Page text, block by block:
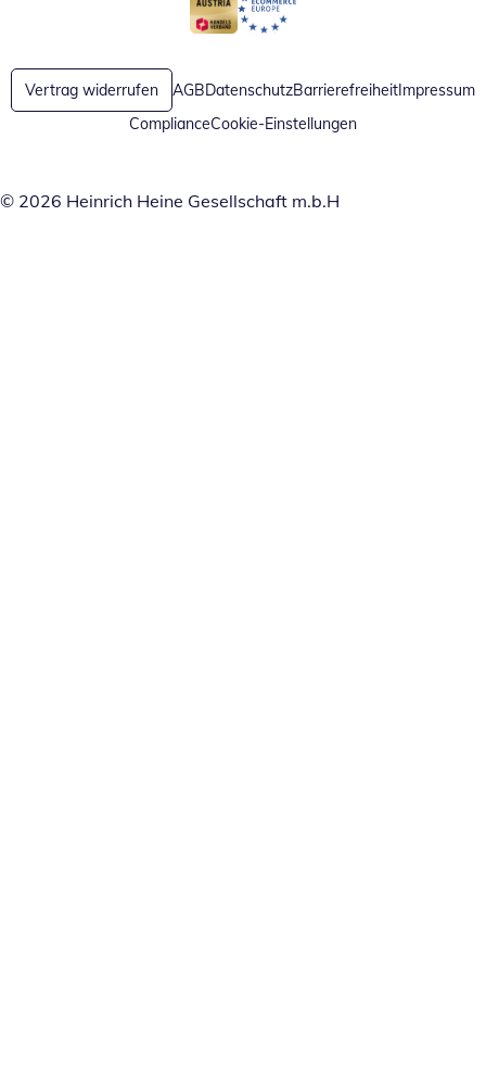
Öffnet in neuem Fenster
Öffnet in neuem Fenster
Vertrag widerrufen AGBDatenschutzBarrierefreiheitImpressum
ComplianceCookie-Einstellungen
© 2026 Heinrich Heine Gesellschaft m.b.H